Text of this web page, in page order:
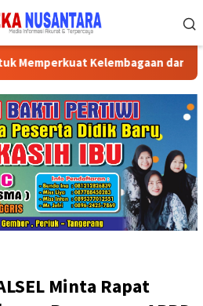
Kelembagaan dan
Minta Rapat